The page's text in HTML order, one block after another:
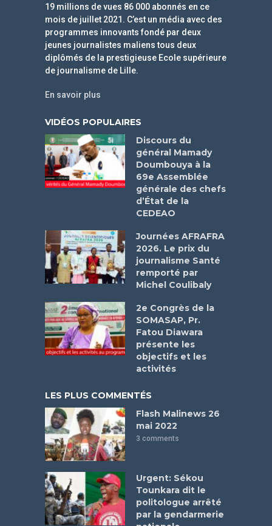
19 millions de vues 86 000 abonnés en ce
mois de juillet 2021. C’est un média avec des
programmes innovants fondé par deux
jeunes journalistes maliens tous deux
diplômés de la prestigieuse Ecole supérieure
de journalisme de Lille.
En savoir plus
VIDÉOS POPULAIRES
Discours du
général Mamady
Doumbouya à la
69e Assemblée
générale des chefs
d’État de la
CEDEAO
Journées AFRAFRA
2026. Le prix du
journalisme Santé
remporté par
Michel Coulibaly
2e Congrès de la
SOMASAP, Pr.
Fatou Diawara
présente les
objectifs et les
activités
LES PLUS COMMENTÉS
Flash Malinews 26
mai 2022
3 comments
Urgent: Sékou
Tounkara dit le
politologue arrêté
par la gendarmerie